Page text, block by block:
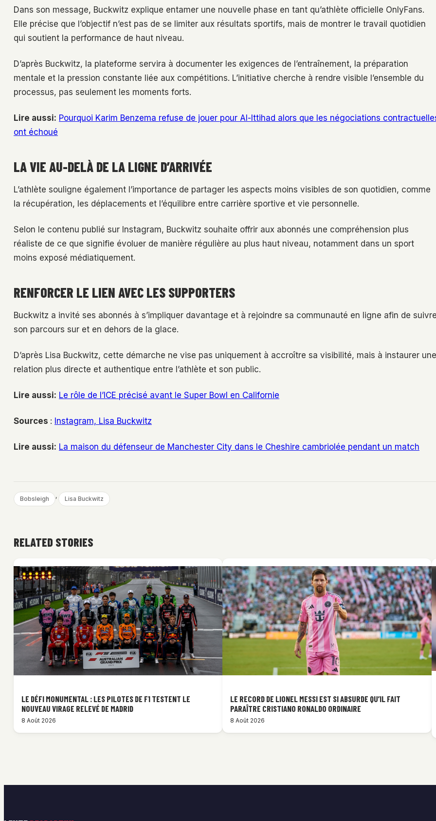
Dans son message, Buckwitz explique entamer une nouvelle phase en tant qu’athlète officielle OnlyFans.
Elle précise que l’objectif n’est pas de se limiter aux résultats sportifs, mais de montrer le travail quotidien
qui soutient la performance de haut niveau.
D’après Buckwitz, la plateforme servira à documenter les exigences de l’entraînement, la préparation
mentale et la pression constante liée aux compétitions. L’initiative cherche à rendre visible l’ensemble du
processus, pas seulement les moments forts.
Lire aussi: Pourquoi Karim Benzema refuse de jouer pour Al-Ittihad alors que les négociations
ont échoué
LA VIE AU-DELÀ DE LA LIGNE D’ARRIVÉE
L’athlète souligne également l’importance de partager les aspects moins visibles de son quotidien, comme
la récupération, les déplacements et l’équilibre entre carrière sportive et vie personnelle.
Selon le contenu publié sur Instagram, Buckwitz souhaite offrir aux abonnés une compréhension plus
réaliste de ce que signifie évoluer de manière régulière au plus haut niveau, notamment dans un sport
moins exposé médiatiquement.
RENFORCER LE LIEN AVEC LES SUPPORTERS
Buckwitz a invité ses abonnés à s’impliquer davantage et à rejoindre sa communauté en ligne afin de
son parcours sur et en dehors de la glace.
D’après Lisa Buckwitz, cette démarche ne vise pas uniquement à accroître sa visibilité, mais à instaurer une
relation plus directe et authentique entre l’athlète et son public.
Lire aussi: Le rôle de l’ICE précisé avant le Super Bowl en Californie
Sources : Instagram, Lisa Buckwitz
Lire aussi: La maison du défenseur de Manchester City dans le Cheshire cambriolée pendant un match
Bobsleigh , Lisa Buckwitz
RELATED STORIES
LE DÉFI MONUMENTAL : LES PILOTES DE F1 TESTENT LE
NOUVEAU VIRAGE RELEVÉ DE MADRID
8 Août 2026
LE RECORD DE LIONEL MESSI EST SI ABSURDE QU’IL FAIT
PARAÎTRE CRISTIANO RONALDO ORDINAIRE
8 Août 2026